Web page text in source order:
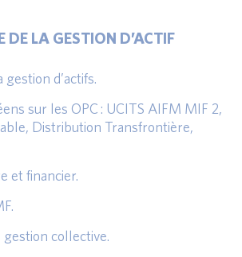
DE LA GESTION D’ACTIF
d’actifs.
sur les OPC : UCITS AIFM MIF 2,
Distribution Transfrontière,
et financier.
gestion collective.